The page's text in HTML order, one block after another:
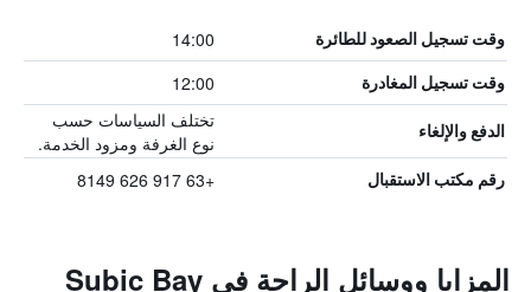
وقت تسجيل الصعود للطائرة 14:00
وقت تسجيل المغادرة 12:00
الدفع والإلغاء
تختلف السياسات حسب
نوع الغرفة ومزود الخدمة.
رقم مكتب الاستقبال +63 917 626 8149
المزايا ووسائل الراحة في Subic Bay